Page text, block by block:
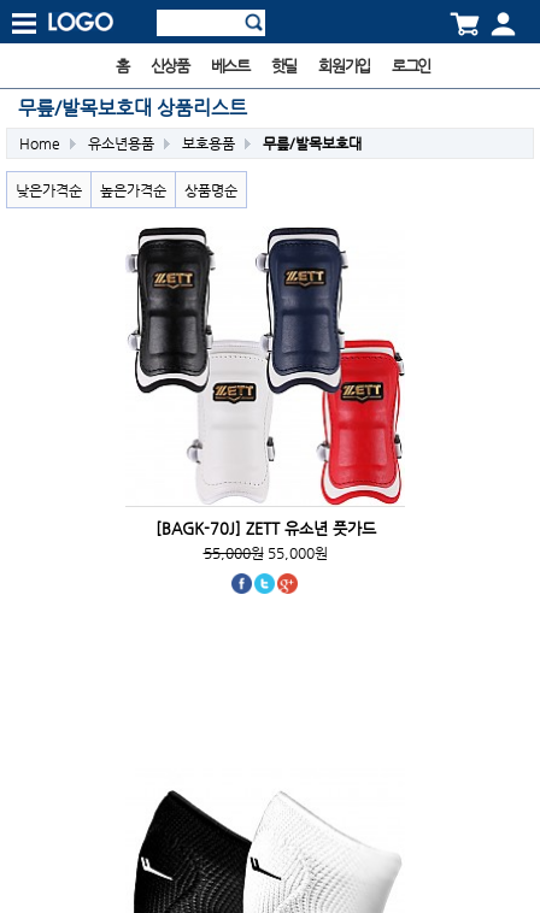
홈 신상품 베스트 핫딜 회원가입 로그인
무릎/발목보호대 상품리스트
Home 유소년용품 보호용품 무릎/발목보호대
낮은가격순 높은가격순 상품명순
[BAGK-70J] ZETT 유소년 풋가드
55,000원55,000원